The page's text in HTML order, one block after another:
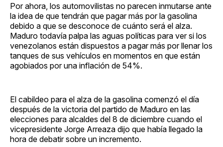
Por ahora, los automovilistas no parecen inmutarse ante
la idea de que tendrán que pagar más por la gasolina
debido a que se desconoce de cuánto será el alza.
Maduro todavía palpa las aguas políticas para ver si los
venezolanos están dispuestos a pagar más por llenar los
tanques de sus vehículos en momentos en que están
agobiados por una inflación de 54%.
El cabildeo para el alza de la gasolina comenzó el día
después de la victoria del partido de Maduro en las
elecciones para alcaldes del 8 de diciembre cuando el
vicepresidente Jorge Arreaza dijo que había llegado la
hora de debatir sobre un incremento.